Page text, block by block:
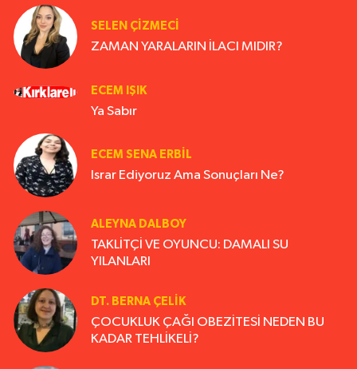
SELEN ÇİZMECİ
ZAMAN YARALARIN İLACI MIDIR?
ECEM IŞIK
Ya Sabır
ECEM SENA ERBIL
Israr Ediyoruz Ama Sonuçları Ne?
ALEYNA DALBOY
TAKLİTÇİ VE OYUNCU: DAMALI SU
YILANLARI
DT. BERNA ÇELIK
ÇOCUKLUK ÇAĞI OBEZİTESİ NEDEN BU
KADAR TEHLİKELİ?